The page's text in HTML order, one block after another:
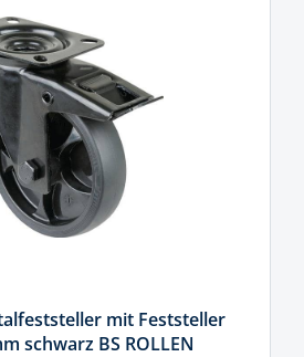
mit Feststeller
schwarz BS ROLLEN